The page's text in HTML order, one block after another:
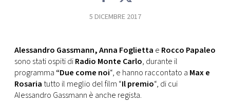
TV
PRINCIPATO
5 DICEMBRE 2017
Alessandro Gassmann, Anna Foglietta e Rocco Papaleo
sono stati ospiti diRadio Monte Carlo, durante il
programma “Due come noi“, e hanno raccontato a Max e
Rosaria tutto il meglio del film “Il premio“, di cui
Alessandro Gassmann è anche regista.